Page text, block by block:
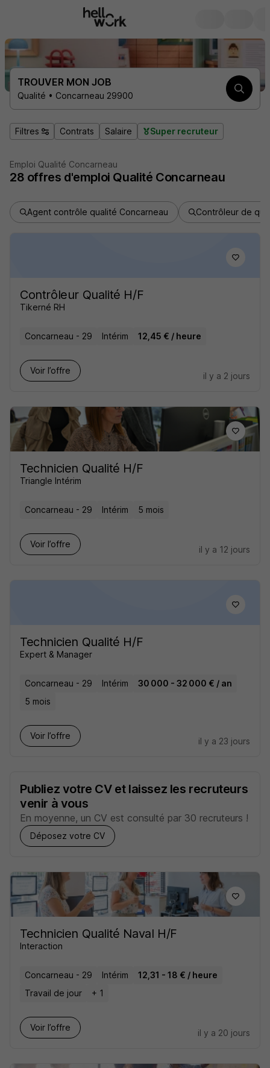
TROUVER MON JOB
Qualité • Concarneau 29900
Filtres Contrats Salaire Super recruteur
Emploi Qualité Concarneau
28 offres d'emploi Qualité Concarneau
Agent contrôle qualité Concarneau Contrôleur de
Contrôleur Qualité H/F
Tikerné RH
Concarneau - 29 Intérim 12,45 € / heure
Voir l’offre
il y a 2 jours
Technicien Qualité H/F
Triangle Intérim
Concarneau - 29 Intérim 5 mois
Voir l’offre
il y a 12 jours
Technicien Qualité H/F
Expert & Manager
Concarneau - 29 Intérim
30 000 - 32 000 € / an
5 mois
Voir l’offre
il y a 23 jours
Publiez votre CV et laissez les recruteurs
venir à vous
En moyenne, un CV est consulté par 30 recruteurs !
Déposez votre CV
Technicien Qualité Naval H/F
Interaction
Concarneau - 29 Intérim
12,31 - 18 € / heure
Travail de jour
+ 1
Voir l’offre
il y a 20 jours